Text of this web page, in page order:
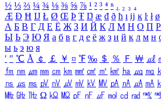
½ ⅓ ⅔ ¼ ¾ ⅛ ⅜ ⅝ ⅞ ¹ ² ³ ⁴ ⁿ ₁ ₂ ₃ ₄
Æ Ð Ħ Ĳ Ł Ø Œ Þ Ŧ Ŋ æ đ ð ħ ı ĳ ĸ ŀ ł ø
А Б В Г Д Е Ё Ж З И Й К Л М Н О П Р
Ы Ь Э Ю Я а б в г д е ё ж з и й к л м н
ы ь э ю я
′ ″ ℃ Å ￠ ￡ ￥ ¤ ℉ ‰ ＄ ％ Ｆ ￦ ㎕
㎙ ㎚ ㎛ ㎜ ㎝ ㎞ ㎟ ㎠ ㎡ ㎢ ㏊ ㎍ ㎎
㎱ ㎲ ㎳ ㎴ ㎵ ㎶ ㎷ ㎸ ㎹ ㎀ ㎁ ㎂ ㎃
㎒ ㎓ ㎔ Ω ㏀ ㏁ ㎊ ㎋ ㎌ ㏖ ㏅ ㎭ ㎮